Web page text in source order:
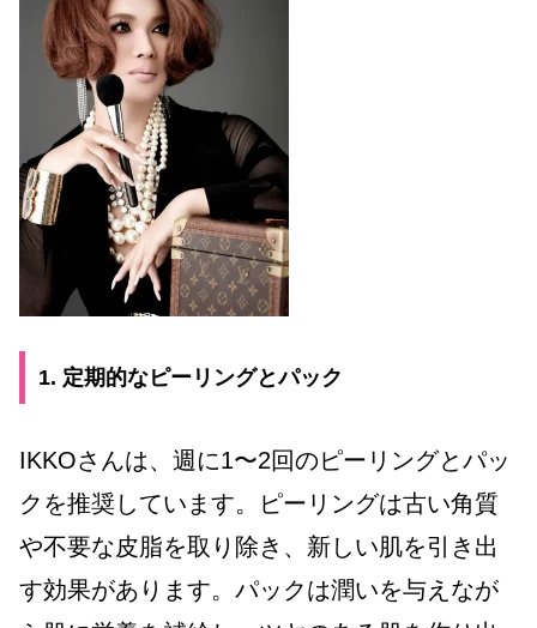
1. 定期的なピーリングとパック
IKKOさんは、週に1〜2回のピーリングとパッ
クを推奨しています。ピーリングは古い角質
や不要な皮脂を取り除き、新しい肌を引き出
す効果があります。パックは潤いを与えなが